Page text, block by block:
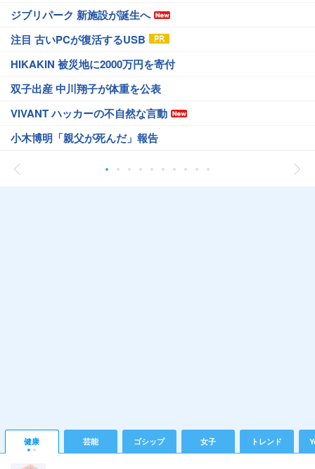
ジブリパーク 新施設が誕生へ
注目 古いPCが復活するUSB
HIKAKIN 被災地に2000万円を寄付
双子出産 中川翔子が体重を公表
VIVANT ハッカーの不自然な言動
小木博明「親父が死んだ」報告
健康 芸能 ゴシップ 女子 トレンド